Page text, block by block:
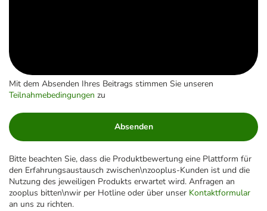
Mit dem Absenden Ihres Beitrags stimmen Sie unseren
Teilnahmebedingungen zu
Absenden
Bitte beachten Sie, dass die Produktbewertung eine Plattform für
den Erfahrungsaustausch zwischen\nzooplus-Kunden ist und die
Nutzung des jeweiligen Produkts erwartet wird. Anfragen an
zooplus bitten\nwir per Hotline oder über unser Kontaktformular
an uns zu richten.